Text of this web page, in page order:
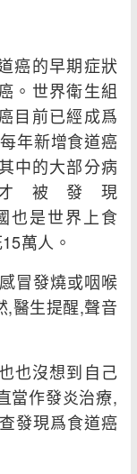
癌的早期症狀
。世界衛生組
目前已經成爲
年新增食道癌
中的大部分病
被發現
也是世界上食
萬人。
冒發燒或咽喉
,醫生提醒,聲音
也沒想到自己
當作發炎治療,
發現爲食道癌